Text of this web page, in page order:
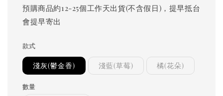
預購商品約12-25個工作天出貨(不含假日)，提早抵台
會提早寄出
款式
淺灰(鬱金香) 淺藍(草莓) 橘(花朵)
數量